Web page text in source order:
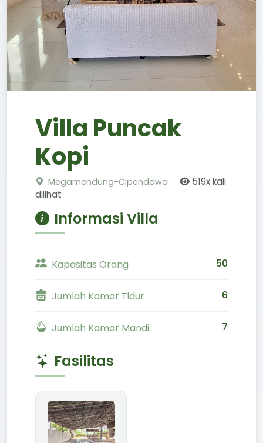
Villa Puncak
Kopi
Megamendung-Cipendawa
519x kali
dilihat
Informasi Villa
Kapasitas Orang 50
Jumlah Kamar Tidur 6
Jumlah Kamar Mandi 7
Fasilitas